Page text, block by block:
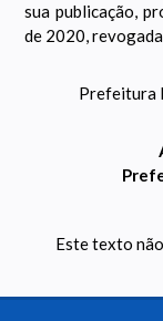
sua publicação,
de 2020,
Prefeitura
Este texto